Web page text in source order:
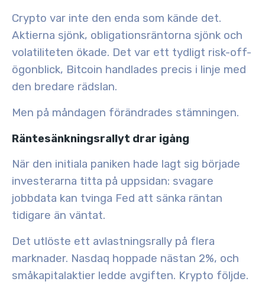
Crypto var inte den enda som kände det.
Aktierna sjönk, obligationsräntorna sjönk och
volatiliteten ökade. Det var ett tydligt risk-off-
ögonblick, Bitcoin handlades precis i linje med
den bredare rädslan.
Men på måndagen förändrades stämningen.
Räntesänkningsrallyt drar igång
När den initiala paniken hade lagt sig började
investerarna titta på uppsidan: svagare
jobbdata kan tvinga Fed att sänka räntan
tidigare än väntat.
Det utlöste ett avlastningsrally på flera
marknader. Nasdaq hoppade nästan 2%, och
småkapitalaktier ledde avgiften. Krypto följde.